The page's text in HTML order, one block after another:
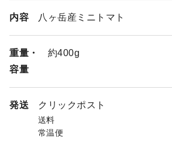
内容 八ヶ岳産ミニトマト
重量・
容量
約400g
発送 クリックポスト
送料
常温便